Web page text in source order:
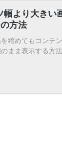
幅より大きい
方法
縮めてもコンテ
まま表示する方